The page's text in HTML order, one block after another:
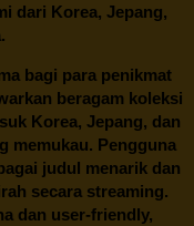
dari Korea, Jepang,
bagi para penikmat
beragam koleksi
Korea, Jepang, dan
memukau. Pengguna
judul menarik dan
secara streaming.
dan user-friendly,